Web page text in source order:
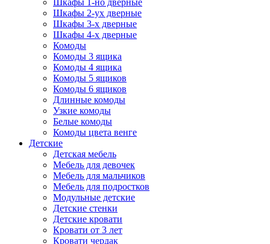
Шкафы 1-но дверные
Шкафы 2-ух дверные
Шкафы 3-х дверные
Шкафы 4-х дверные
Комоды
Комоды 3 ящика
Комоды 4 ящика
Комоды 5 ящиков
Комоды 6 ящиков
Длинные комоды
Узкие комоды
Белые комоды
Комоды цвета венге
Детские
Детская мебель
Мебель для девочек
Мебель для мальчиков
Мебель для подростков
Модульные детские
Детские стенки
Детские кровати
Кровати от 3 лет
Кровати чердак